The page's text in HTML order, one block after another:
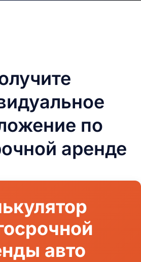
по
аренде
авто